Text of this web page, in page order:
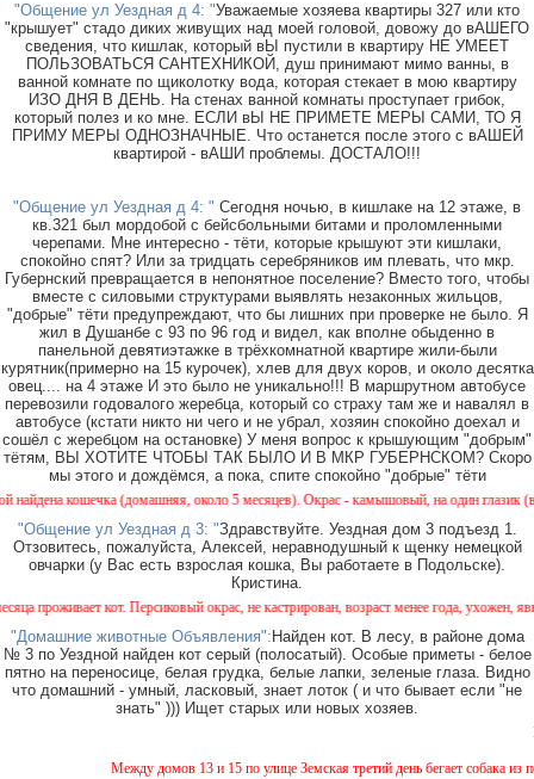
"Общение ул Уездная д 4: "Уважаемые хозяева квартиры 327 или кто
"крышует" стадо диких живущих над моей головой, довожу до вАШЕГО
сведения, что кишлак, который вЫ пустили в квартиру НЕ УМЕЕТ
ПОЛЬЗОВАТЬСЯ САНТЕХНИКОЙ, душ принимают мимо ванны, в
ванной комнате по щиколотку вода, которая стекает в мою квартиру
ИЗО ДНЯ В ДЕНЬ. На стенах ванной комнаты проступает грибок,
который полез и ко мне. ЕСЛИ вЫ НЕ ПРИМЕТЕ МЕРЫ САМИ, ТО Я
ПРИМУ МЕРЫ ОДНОЗНАЧНЫЕ. Что останется после этого с вАШЕЙ
квартирой - вАШИ проблемы. ДОСТАЛО!!!
"Общение ул Уездная д 4: " Сегодня ночью, в кишлаке на 12 этаже, в
кв.321 был мордобой с бейсбольными битами и проломленными
черепами. Мне интересно - тёти, которые крышуют эти кишлаки,
спокойно спят? Или за тридцать серебряников им плевать, что мкр.
Губернский превращается в непонятное поселение? Вместо того, чтобы
вместе с силовыми структурами выявлять незаконных жильцов,
"добрые" тёти предупреждают, что бы лишних при проверке не было. Я
жил в Душанбе с 93 по 96 год и видел, как вполне обыденно в
панельной девятиэтажке в трёхкомнатной квартире жили-были
курятник(примерно на 15 курочек), хлев для двух коров, и около десятка
овец.... на 4 этаже И это было не уникально!!! В маршрутном автобусе
перевозили годовалого жеребца, который со страху там же и навалял в
автобусе (кстати никто ни чего и не убрал, хозяин спокойно доехал и
сошёл с жеребцом на остановке) У меня вопрос к крышующим "добрым"
тётям, ВЫ ХОТИТЕ ЧТОБЫ ТАК БЫЛО И В МКР ГУБЕРНСКОМ? Скоро
мы этого и дождёмся, а пока, спите спокойно "добрые" тёти
(домашняя, около 5 месяцев). Окрас - камышовый, на один глазик (возможно)
"Общение ул Уездная д 3: "Здравствуйте. Уездная дом 3 подъезд 1.
Отзовитесь, пожалуйста, Алексей, неравнодушный к щенку немецкой
овчарки (у Вас есть взрослая кошка, Вы работаете в Подольске).
Кристина.
Персиковый окрас, не кастрирован, возраст менее года, ухожен, явно
"Домашние животные Объявления": Найден кот. В лесу, в районе дома
№ 3 по Уездной найден кот серый (полосатый). Особые приметы - белое
пятно на переносице, белая грудка, белые лапки, зеленые глаза. Видно
что домашний - умный, ласковый, знает лоток ( и что бывает если "не
знать" ))) Ищет старых или новых хозяев.
Внимание! В
Между домов 13 и 15 по улице Земская третий день бегает собака из